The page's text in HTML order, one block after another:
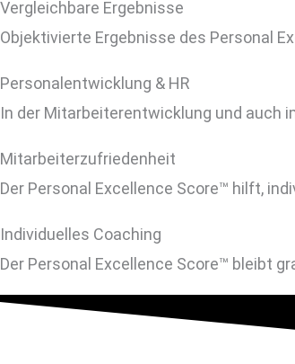
Vergleichbare Ergebnisse
Objektivierte Ergebnisse des Personal
Personalentwicklung & HR
In der Mitarbeiterentwicklung und auch
Mitarbeiterzufriedenheit
Der Personal Excellence Score™ ​hilft,
Individuelles Coaching
Der Personal Excellence Score™ ​bleibt